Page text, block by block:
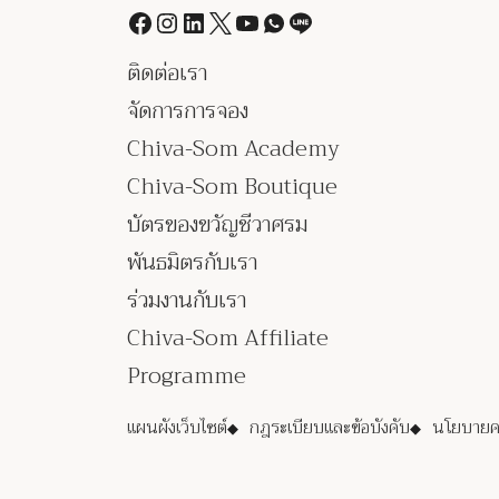
ติดต่อเรา
จัดการการจอง
Chiva-Som Academy
Chiva-Som Boutique
บัตรของขวัญชีวาศรม
พันธมิตรกับเรา
ร่วมงานกับเรา
Chiva-Som Affiliate
Programme
แผนผังเว็บไซต์ กฎระเบียบและข้อบังคับ นโยบาย